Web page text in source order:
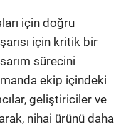
için doğru
için kritik bir
sürecini
ekip içindeki
geliştiriciler ve
nihai ürünü daha